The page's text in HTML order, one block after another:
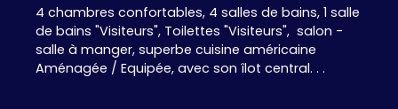
4 chambres confortables, 4 salles de bains, 1 salle
de bains "Visiteurs", Toilettes "Visiteurs", salon -
salle à manger, superbe cuisine américaine
Aménagée / Equipée, avec son îlot central. . .